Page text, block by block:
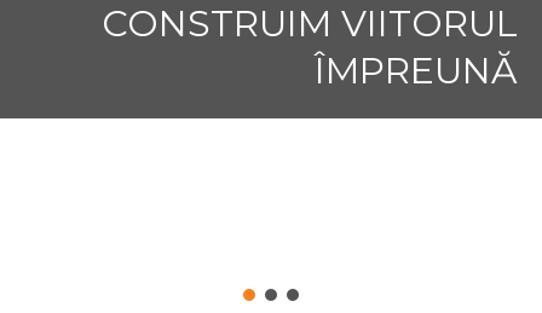
CONSTRUIM VIITORUL
ÎMPREUNĂ